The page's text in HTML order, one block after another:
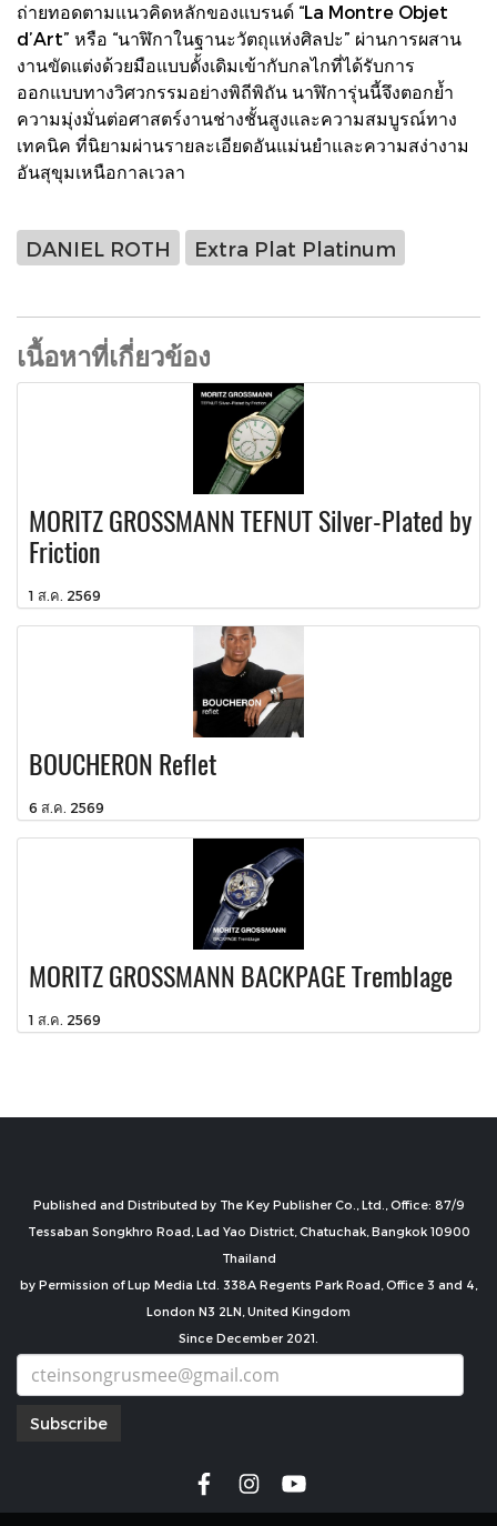
ถ่ายทอดตามแนวคิดหลักของแบรนด์ “La Montre Objet
d’Art” หรือ “นาฬิกาในฐานะวัตถุแห่งศิลปะ” ผ่านการผสาน
งานขัดแต่งด้วยมือแบบดั้งเดิมเข้ากับกลไกที่ได้รับการ
ออกแบบทางวิศวกรรมอย่างพิถีพิถัน นาฬิการุ่นนี้จึงตอกย้ำ
ความมุ่งมั่นต่อศาสตร์งานช่างชั้นสูงและความสมบูรณ์ทาง
เทคนิค ที่นิยามผ่านรายละเอียดอันแม่นยำและความสง่างาม
อันสุขุมเหนือกาลเวลา
DANIEL ROTH Extra Plat Platinum
เนื้อหาที่เกี่ยวข้อง
MORITZ GROSSMANN TEFNUT Silver-Plated by
Friction
1 ส.ค. 2569
BOUCHERON Reflet
6 ส.ค. 2569
MORITZ GROSSMANN BACKPAGE Tremblage
1 ส.ค. 2569
Published and Distributed by The Key Publisher Co., Ltd., Office: 87/9
Tessaban Songkhro Road, Lad Yao District, Chatuchak, Bangkok 10900
Thailand
by Permission of Lup Media Ltd. 338A Regents Park Road, Office 3 and 4,
London N3 2LN, United Kingdom
Since December 2021.
Subscribe